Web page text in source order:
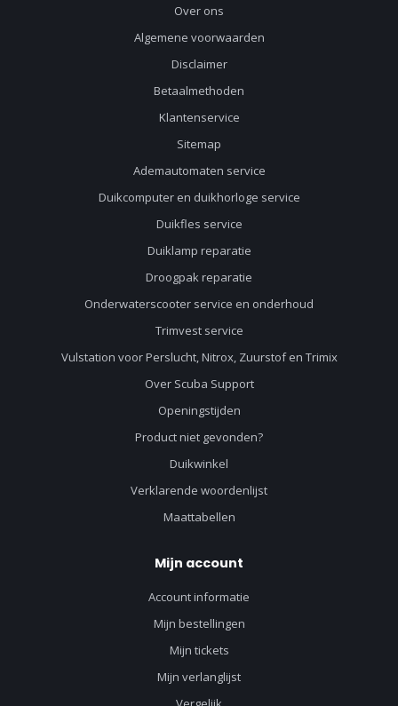
Over ons
Algemene voorwaarden
Disclaimer
Betaalmethoden
Klantenservice
Sitemap
Ademautomaten service
Duikcomputer en duikhorloge service
Duikfles service
Duiklamp reparatie
Droogpak reparatie
Onderwaterscooter service en onderhoud
Trimvest service
Vulstation voor Perslucht, Nitrox, Zuurstof en Trimix
Over Scuba Support
Openingstijden
Product niet gevonden?
Duikwinkel
Verklarende woordenlijst
Maattabellen
Mijn account
Account informatie
Mijn bestellingen
Mijn tickets
Mijn verlanglijst